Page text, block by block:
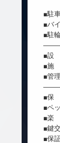
■
■バ
■
■
■
■管
■保
■
■
■鍵
■保